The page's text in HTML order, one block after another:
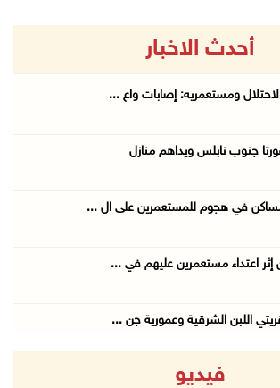
أحدث الاخبار
ومستعمريه: إصابات واع ...
جنوب نابلس ويداهم منازل
في هجوم للمستعمرين على ال ...
اللبن الشرقية وعمورية جن ...
مع نظيرها المصري مستجدات ا ...
فيديو